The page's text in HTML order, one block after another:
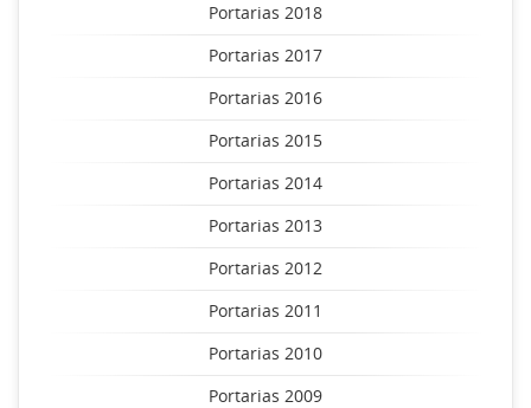
Portarias 2018
Portarias 2017
Portarias 2016
Portarias 2015
Portarias 2014
Portarias 2013
Portarias 2012
Portarias 2011
Portarias 2010
Portarias 2009